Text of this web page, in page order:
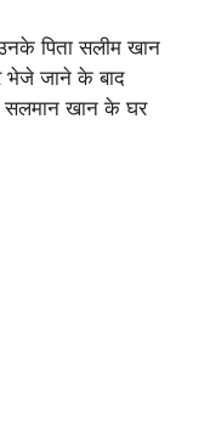
पिता सलीम खान
भेजे जाने के बाद
सलमान खान के घर